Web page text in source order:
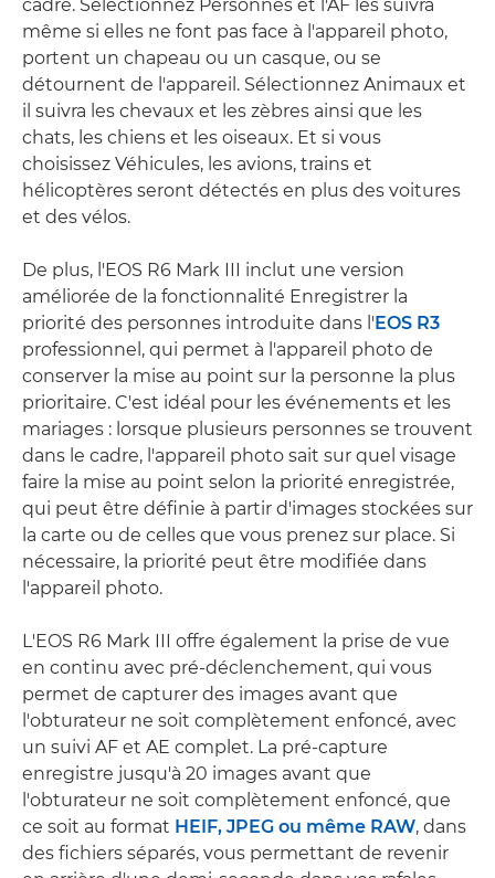
cadre. Sélectionnez Personnes et l'AF les suivra
même si elles ne font pas face à l'appareil photo,
portent un chapeau ou un casque, ou se
détournent de l'appareil. Sélectionnez Animaux et
il suivra les chevaux et les zèbres ainsi que les
chats, les chiens et les oiseaux. Et si vous
choisissez Véhicules, les avions, trains et
hélicoptères seront détectés en plus des voitures
et des vélos.
De plus, l'EOS R6 Mark III inclut une version
améliorée de la fonctionnalité Enregistrer la
priorité des personnes introduite dans l' EOS R3
professionnel, qui permet à l'appareil photo de
conserver la mise au point sur la personne la plus
prioritaire. C'est idéal pour les événements et les
mariages : lorsque plusieurs personnes se trouvent
dans le cadre, l'appareil photo sait sur quel visage
faire la mise au point selon la priorité enregistrée,
qui peut être définie à partir d'images stockées sur
la carte ou de celles que vous prenez sur place. Si
nécessaire, la priorité peut être modifiée dans
l'appareil photo.
L'EOS R6 Mark III offre également la prise de vue
en continu avec pré-déclenchement, qui vous
permet de capturer des images avant que
l'obturateur ne soit complètement enfoncé, avec
un suivi AF et AE complet. La pré-capture
enregistre jusqu'à 20 images avant que
l'obturateur ne soit complètement enfoncé, que
ce soit au format HEIF, JPEG ou même RAW, dans
des fichiers séparés, vous permettant de revenir